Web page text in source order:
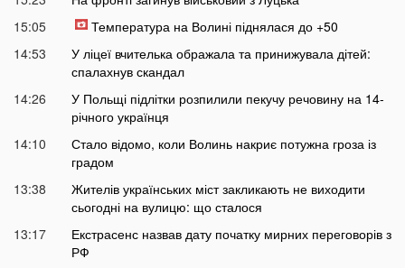
15:05
Температура на Волині піднялася до +50
14:53
У ліцеї вчителька ображала та принижувала дітей:
спалахнув скандал
14:26
У Польщі підлітки розпилили пекучу речовину на 14-
річного українця
14:10
Стало відомо, коли Волинь накриє потужна гроза із
градом
13:38
Жителів українських міст закликають не виходити
сьогодні на вулицю: що сталося
13:17
Екстрасенс назвав дату початку мирних переговорів з
РФ